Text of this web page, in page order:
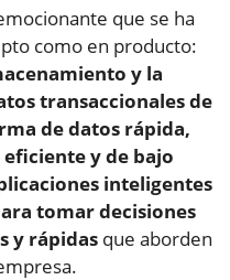
que se ha
como en producto:
y la
transaccionales de
de datos rápida,
y de bajo
inteligentes
tomar decisiones
y rápidas que aborden